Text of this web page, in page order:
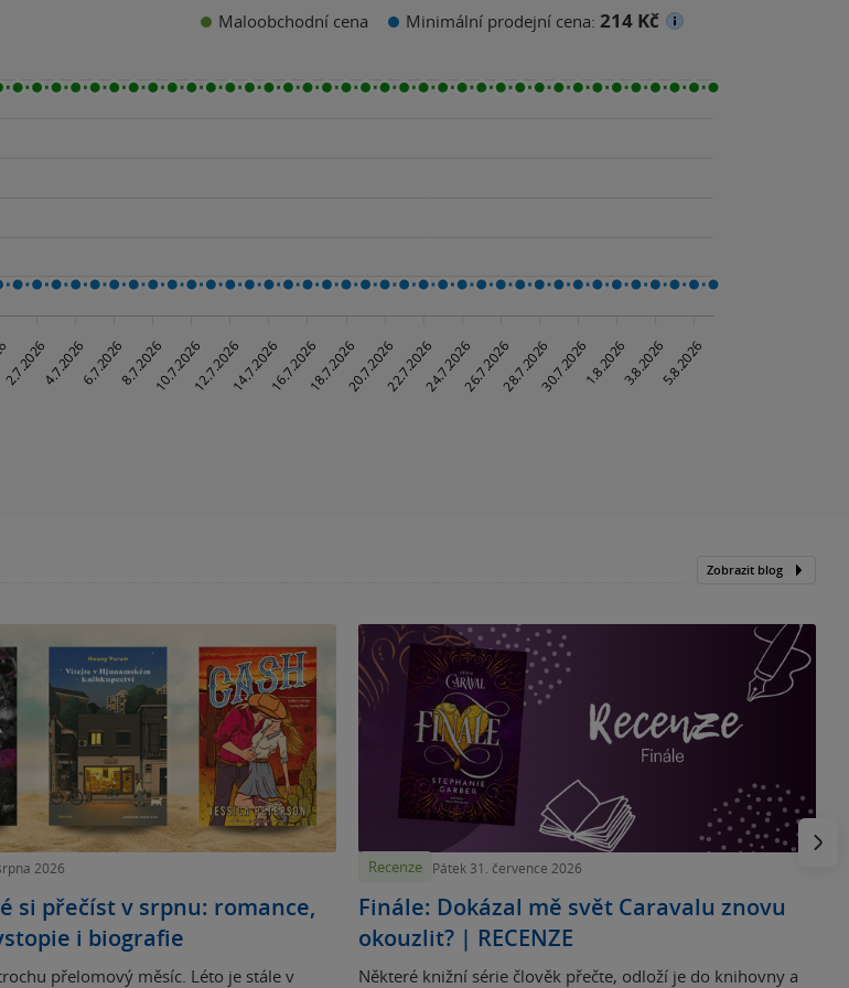
Maloobchodní cena Minimální prodejní cena: 214 Kč
Zobrazit blog
2026
si přečíst v srpnu: romance,
i biografie
přelomový měsíc. Léto je stále v
Recenze Pátek 31. července 2026
Finále: Dokázal mě svět Caravalu znovu
okouzlit? | RECENZE
Některé knižní série člověk přečte, odloží je do knihovny a